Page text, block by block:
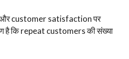
customer satisfaction पर
है कि repeat customers की संख्या